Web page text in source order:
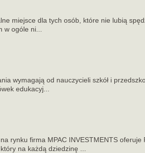
miejsce dla tych osób, które nie lubią
w ogóle ni...
wymagają od nauczycieli szkół i
edukacyj...
rynku firma MPAC INVESTMENTS
na każdą dziedzinę ...